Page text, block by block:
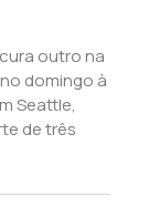
outro na
domingo à
Seattle,
de três